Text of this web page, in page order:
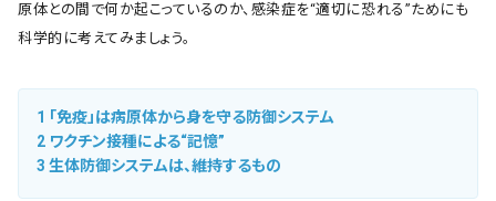
原体との間で何か起こっているのか、感染症を“適切に恐れる”ためにも
科学的に考えてみましょう。
1 「免疫」は病原体から身を守る防御システム
2 ワクチン接種による“記憶”
3 生体防御システムは、維持するもの